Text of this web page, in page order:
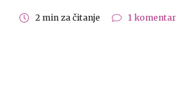
2 min za čitanje 1 komentar